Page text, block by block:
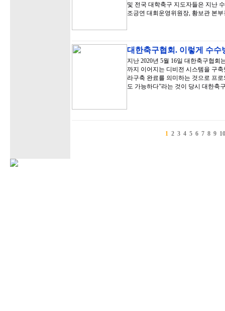
및 전국 대학축구 지도자들은 지난
조긍연 대회운영위원장, 황보관 본
대한축구협회. 이렇게 수
지난 2020년 5월 16일 대한축구협
까지 이어지는 디비전 시스템을 구
라구축 완료를 의미하는 것으로 프
도 가능하다”라는 것이 당시 대한축
1 2 3 4 5 6 7 8 9 10